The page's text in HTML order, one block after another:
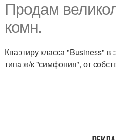
Продам
комн.
Квартиру класса "Business" в
типа ж/к "симфония", от